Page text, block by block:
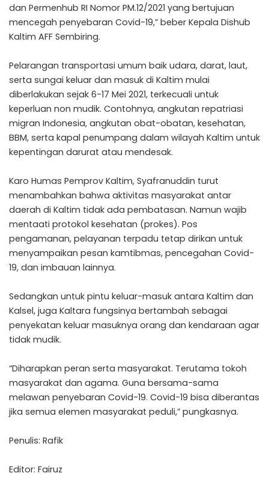
dan Permenhub RI Nomor PM.12/2021 yang bertujuan
mencegah penyebaran Covid-19,” beber Kepala Dishub
Kaltim AFF Sembiring.
Pelarangan transportasi umum baik udara, darat, laut,
serta sungai keluar dan masuk di Kaltim mulai
diberlakukan sejak 6-17 Mei 2021, terkecuali untuk
keperluan non mudik. Contohnya, angkutan repatriasi
migran Indonesia, angkutan obat-obatan, kesehatan,
BBM, serta kapal penumpang dalam wilayah Kaltim untuk
kepentingan darurat atau mendesak.
Karo Humas Pemprov Kaltim, Syafranuddin turut
menambahkan bahwa aktivitas masyarakat antar
daerah di Kaltim tidak ada pembatasan. Namun wajib
mentaati protokol kesehatan (prokes). Pos
pengamanan, pelayanan terpadu tetap dirikan untuk
menyampaikan pesan kamtibmas, pencegahan Covid-
19, dan imbauan lainnya.
Sedangkan untuk pintu keluar-masuk antara Kaltim dan
Kalsel, juga Kaltara fungsinya bertambah sebagai
penyekatan keluar masuknya orang dan kendaraan agar
tidak mudik.
“Diharapkan peran serta masyarakat. Terutama tokoh
masyarakat dan agama. Guna bersama-sama
melawan penyebaran Covid-19. Covid-19 bisa diberantas
jika semua elemen masyarakat peduli,” pungkasnya.
Penulis: Rafik
Editor: Fairuz